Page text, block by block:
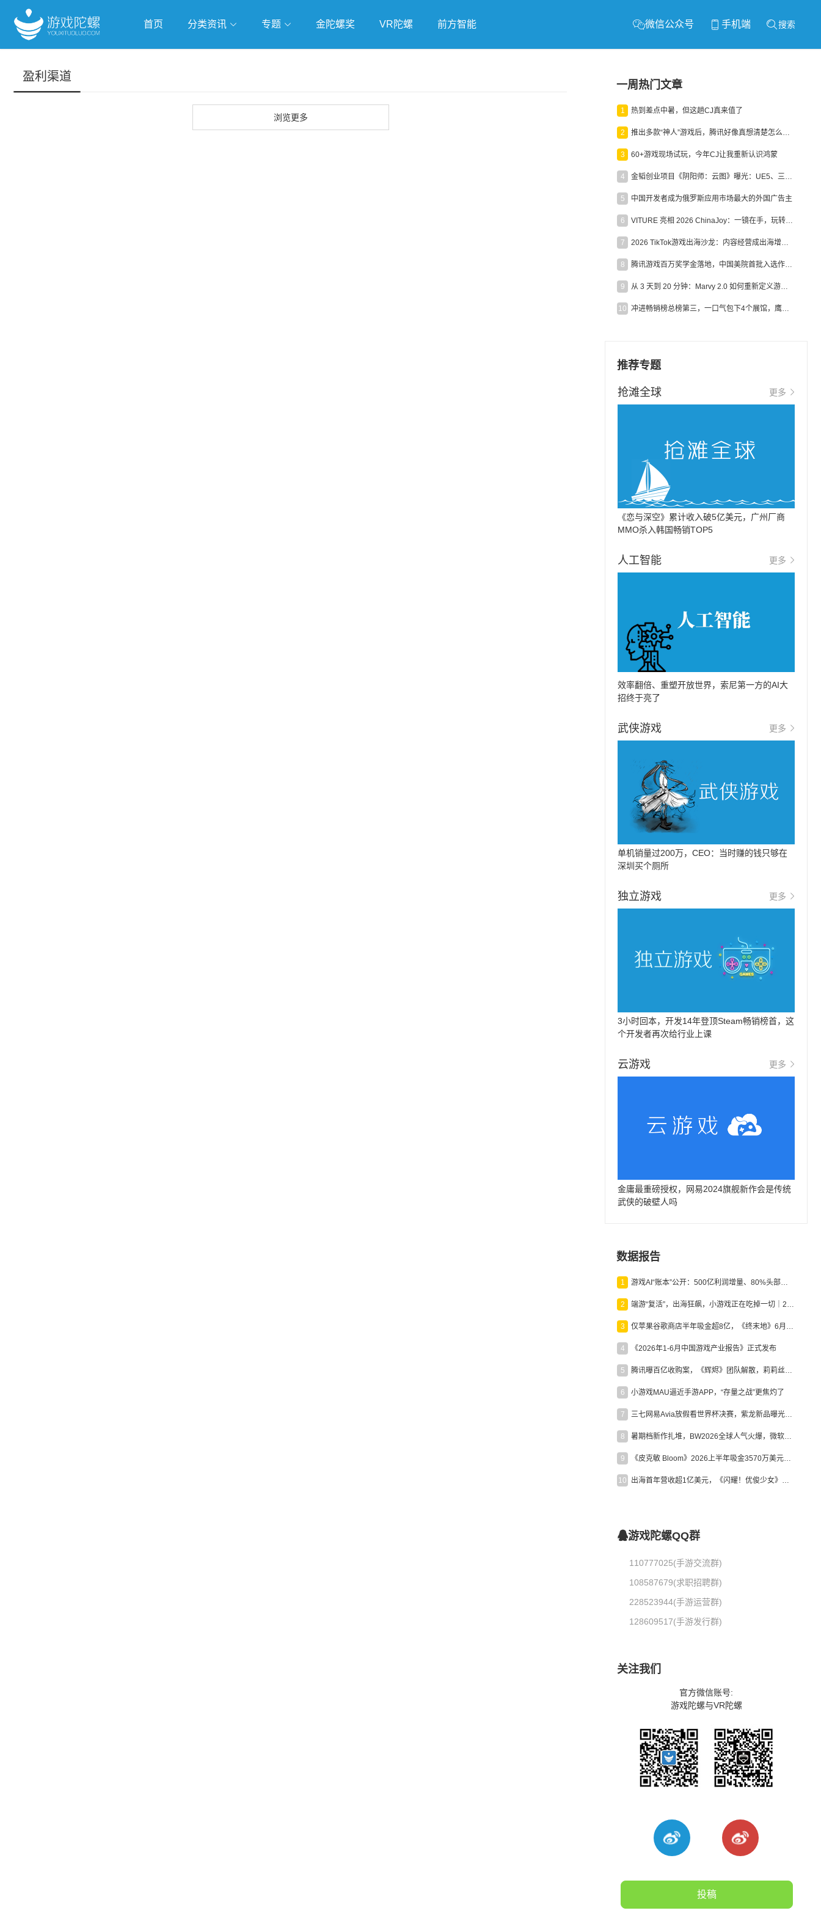
首页 分类资讯 专题 金陀螺奖 VR陀螺 前方智能 微信公众号 手机端 搜索
盈利渠道
浏览更多
一周热门文章
1 热到差点中暑，但这趟CJ真来值了
2 推出多款“神人”游戏后，腾讯好像真想清楚怎么做二次元了
3 60+游戏现场试玩，今年CJ让我重新认识鸿蒙
4 金韬创业项目《阴阳师：云图》曝光：UE5、三端互通、ARPG
5 中国开发者成为俄罗斯应用市场最大的外国广告主
6 VITURE 亮相 2026 ChinaJoy：一镜在手，玩转全场！
7 2026 TikTok游戏出海沙龙：内容经营成出海增长新引擎
8 腾讯游戏百万奖学金落地，中国美院首批入选作品获业内关注
9 从 3 天到 20 分钟：Marvy 2.0 如何重新定义游戏出海营销效率？
10 冲进畅销榜总榜第三，一口气包下4个展馆，鹰角把嘉年华做爆了
推荐专题
抢滩全球 更多
《恋与深空》累计收入破5亿美元，广州厂商
MMO杀入韩国畅销TOP5
人工智能 更多
效率翻倍、重塑开放世界，索尼第一方的AI大
招终于亮了
武侠游戏 更多
单机销量过200万，CEO：当时赚的钱只够在
深圳买个厕所
独立游戏 更多
3小时回本，开发14年登顶Steam畅销榜首，这
个开发者再次给行业上课
云游戏 更多
金庸最重磅授权，网易2024旗舰新作会是传统
武侠的破壁人吗
数据报告
1 游戏AI“账本”公开：500亿利润增量、80%头部入局，谁在闷声发财？
2 端游“复活”，出海狂飙，小游戏正在吃掉一切｜2026上半年产业报告
3 仅苹果谷歌商店半年吸金超8亿，《终末地》6月份收入显著回暖
4 《2026年1-6月中国游戏产业报告》正式发布
5 腾讯曝百亿收购案，《辉烬》团队解散，莉莉丝新作曝光｜陀螺周报
6 小游戏MAU逼近手游APP，“存量之战”更焦灼了
7 三七网易Avia放假看世界杯决赛，紫龙新品曝光，米哈游新作上线 | 陀螺周报
8 暑期档新作扎堆，BW2026全球人气火爆，微软XBOX大裁员|陀螺周报
9 《皮克敏 Bloom》2026上半年吸金3570万美元，中国台湾成最大市场
10 出海首年营收超1亿美元，《闪耀！优俊少女》美国市场占比达七成
游戏陀螺QQ群
110777025(手游交流群)
108587679(求职招聘群)
228523944(手游运营群)
128609517(手游发行群)
关注我们
官方微信账号:
游戏陀螺与VR陀螺
投稿